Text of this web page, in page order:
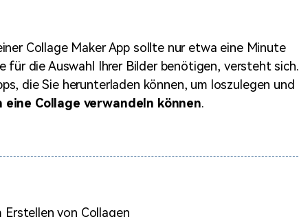
Collage Maker App sollte nur etwa eine Minute
für die Auswahl Ihrer Bilder benötigen, versteht sich.
die Sie herunterladen können, um loszulegen und
eine Collage verwandeln können.
Erstellen von Collagen